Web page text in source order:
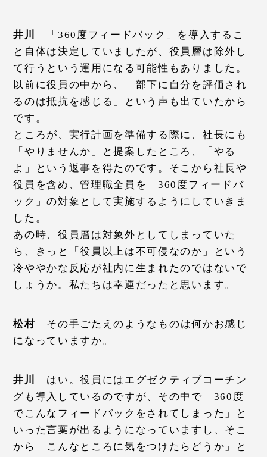
井川
「360度フィードバック」を導入するこ
と自体は決定していましたが、役員層は除外し
て行うという運用になる可能性もありました。
以前に役員の中から、「部下に自分を評価され
るのは抵抗を感じる」という声も出ていたから
です。
ところが、実行計画を準備する際に、社長にも
「やりませんか」と提案したところ、「やる
よ」という返事を得たのです。そこから社長や
役員を含め、管理職全員を「360度フィードバ
ック」の対象として実施するようにしていきま
した。
あの時、役員層は対象外としてしまっていた
ら、きっと「役員以上は不可侵なのか」という
冷ややかな反応が社内に生まれたのではないで
しょうか。私たちは幸運だったと思います。
松村 その手ごたえのようなものは何かお感じ
になっていますか。
井川
はい。役員にはエグゼクティブコーチン
グも導入しているのですが、その中で「360度
でこんなフィードバックをされてしまった」と
いった言葉が出るようになっていますし、そこ
から「こんなところに気をつけたらどうか」と